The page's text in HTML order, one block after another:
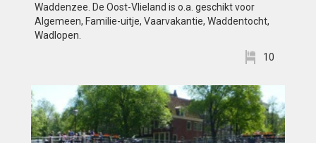
Waddenzee. De Oost-Vlieland is o.a. geschikt voor
Algemeen, Familie-uitje, Vaarvakantie, Waddentocht,
Wadlopen.
10